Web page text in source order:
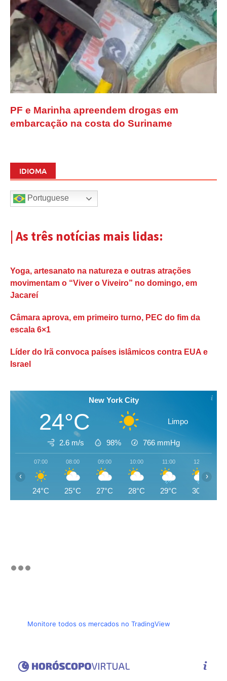
PF e Marinha apreendem drogas em
embarcação na costa do Suriname
IDIOMA
Portuguese
| As três notícias mais lidas:
Yoga, artesanato na natureza e outras atrações
movimentam o “Viver o Viveiro” no domingo, em
Jacareí
Câmara aprova, em primeiro turno, PEC do fim da
escala 6×1
Líder do Irã convoca países islâmicos contra EUA e
Israel
New York City
24°C Limpo
2.6 m/s 98% 766 mmHg
07:00
24°C
08:00
25°C
09:00
27°C
10:00
28°C
11:00
29°C
12:00
30°C
‹ ›
Monitore todos os mercados no TradingView